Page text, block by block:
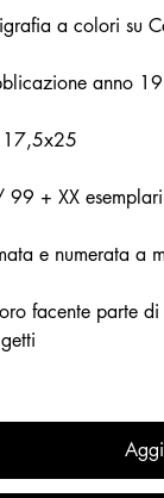
a colori su
anno
17,5x25
99 + XX esemplari
e numerata a
facente parte